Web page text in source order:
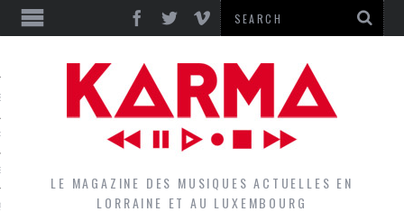
LE MAGAZINE DES MUSIQUES ACTUELLES EN
LORRAINE ET AU LUXEMBOURG